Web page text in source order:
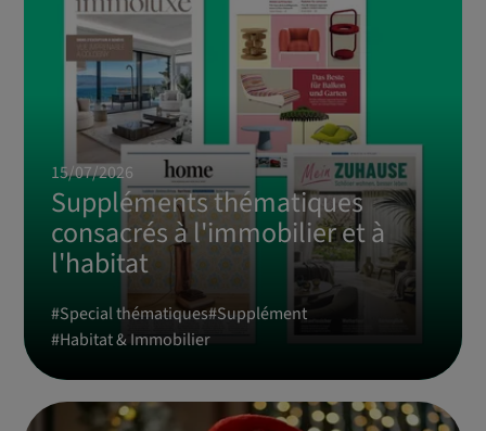
15/07/2026
Suppléments thématiques
consacrés à l'immobilier et à
l'habitat
#Special thématiques#Supplément
#Habitat & Immobilier